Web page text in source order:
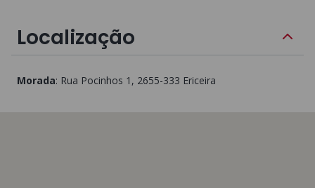
Localização
Morada: Rua Pocinhos 1 , 2655-333 Ericeira